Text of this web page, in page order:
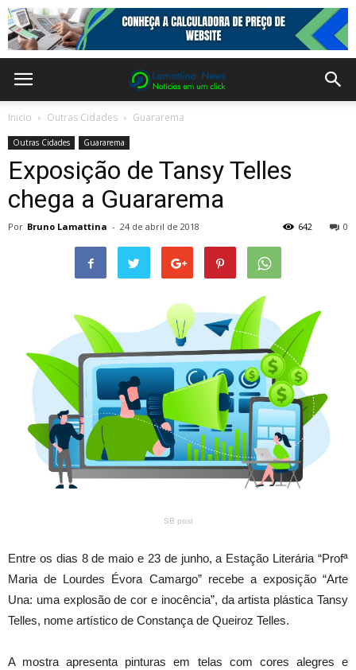
Inicio Outras Cidades Guararema
Outras Cidades Guararema
Exposição de Tansy Telles
chega a Guararema
Por Bruno Lamattina - 24 de abril de 2018 0
642
SB post
Entre os dias 8 de maio e 23 de junho, a Estação Literária “Profª
Maria de Lourdes Évora Camargo” recebe a exposição “Arte
Una: uma explosão de cor e inocência”, da artista plástica Tansy
Telles, nome artístico de Constança de Queiroz Telles.
A mostra apresenta pinturas em telas com cores alegres e